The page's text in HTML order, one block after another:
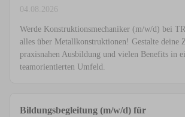
04.08.2026
Werde Konstruktionsmechaniker (m/w/d) bei
alles über Metallkonstruktionen! Gestalte deine
praxisnahen Ausbildung und vielen Benefits in
teamorientierten Umfeld.
Bildungsbegleitung (m/w/d) für